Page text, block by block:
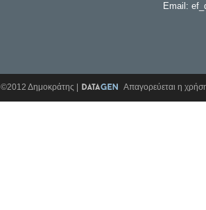
Email:
©2012 Δημοκράτης | Απαγορεύεται η